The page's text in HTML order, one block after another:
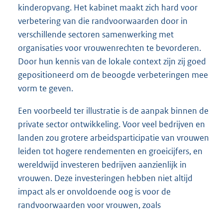
kinderopvang. Het kabinet maakt zich hard voor
verbetering van die randvoorwaarden door in
verschillende sectoren samenwerking met
organisaties voor vrouwenrechten te bevorderen.
Door hun kennis van de lokale context zijn zij goed
gepositioneerd om de beoogde verbeteringen mee
vorm te geven.
Een voorbeeld ter illustratie is de aanpak binnen de
private sector ontwikkeling. Voor veel bedrijven en
landen zou grotere arbeidsparticipatie van vrouwen
leiden tot hogere rendementen en groeicijfers, en
wereldwijd investeren bedrijven aanzienlijk in
vrouwen. Deze investeringen hebben niet altijd
impact als er onvoldoende oog is voor de
randvoorwaarden voor vrouwen, zoals